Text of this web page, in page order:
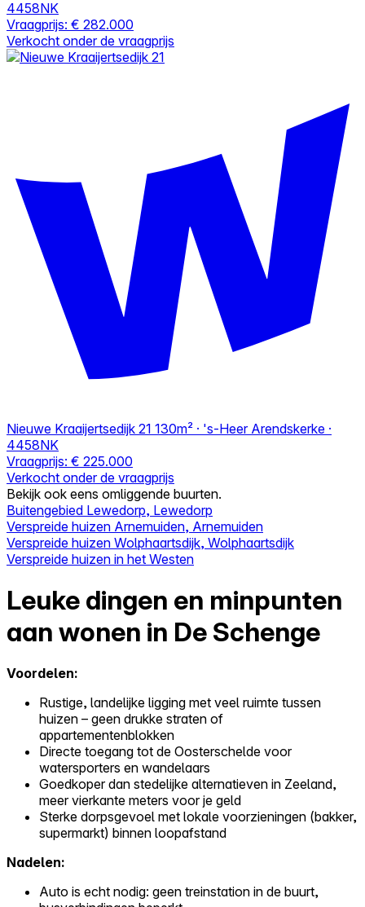
4458NK
Vraagprijs: € 282.000
Verkocht onder de vraagprijs
Nieuwe Kraaijertsedijk 21 130m² · 's-Heer Arendskerke ·
4458NK
Vraagprijs: € 225.000
Verkocht onder de vraagprijs
Bekijk ook eens omliggende buurten.
Buitengebied Lewedorp, Lewedorp
Verspreide huizen Arnemuiden, Arnemuiden
Verspreide huizen Wolphaartsdijk, Wolphaartsdijk
Verspreide huizen in het Westen
Leuke dingen en minpunten
aan wonen in De Schenge
Voordelen:
Rustige, landelijke ligging met veel ruimte tussen
huizen – geen drukke straten of
appartementenblokken
Directe toegang tot de Oosterschelde voor
watersporters en wandelaars
Goedkoper dan stedelijke alternatieven in Zeeland,
meer vierkante meters voor je geld
Sterke dorpsgevoel met lokale voorzieningen (bakker,
supermarkt) binnen loopafstand
Nadelen:
Auto is echt nodig: geen treinstation in de buurt,